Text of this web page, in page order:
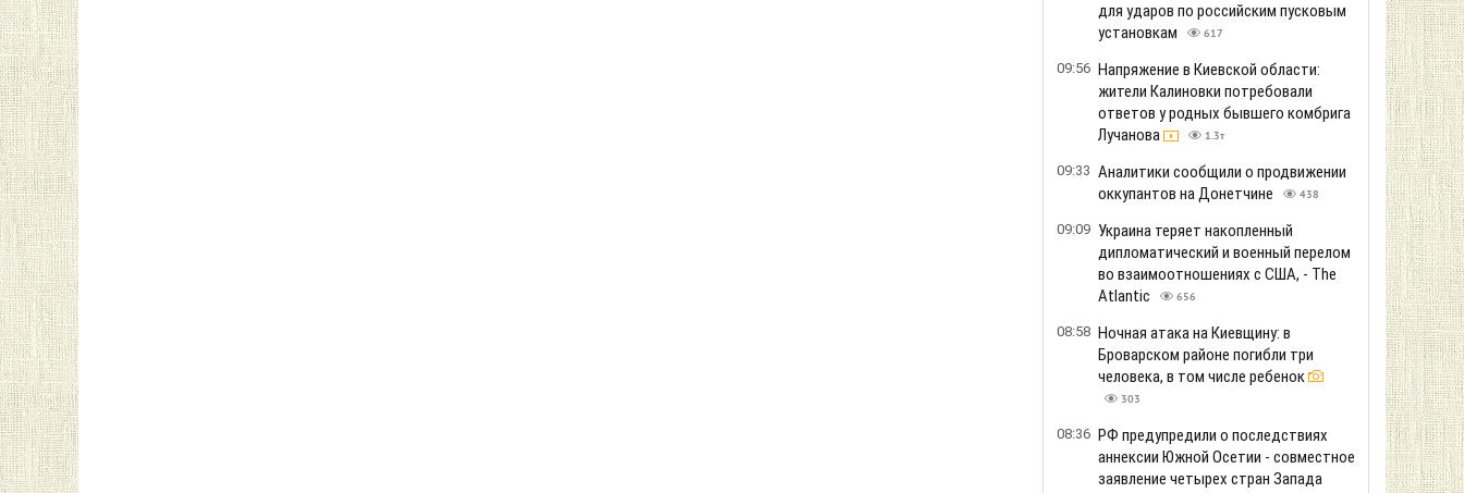
для ударов по российским пусковым
установкам
617
09:56 Напряжение в Киевской области:
жители Калиновки потребовали
ответов у родных бывшего комбрига
Лучанова
1.3т
09:33 Аналитики сообщили о продвижении
оккупантов на Донетчине
438
09:09 Украина теряет накопленный
дипломатический и военный перелом
во взаимоотношениях с США, - The
Atlantic
656
08:58 Ночная атака на Киевщину: в
Броварском районе погибли три
человека, в том числе ребенок
303
08:36 РФ предупредили о последствиях
аннексии Южной Осетии - совместное
заявление четырех стран Запада